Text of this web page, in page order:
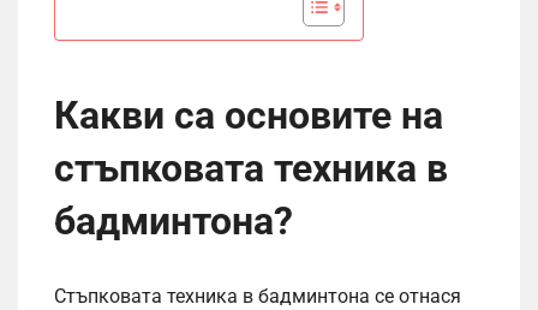
Какви са основите на
стъпковата техника в
бадминтона?
Стъпковата техника в бадминтона се отнася